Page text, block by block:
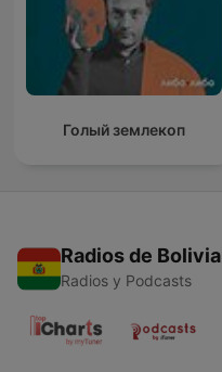
Голый землекоп
Radios de Bolivia
Radios y Podcasts